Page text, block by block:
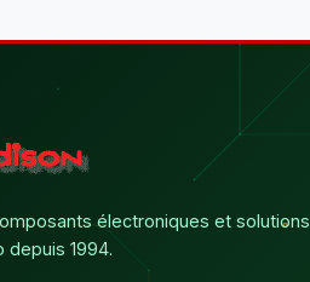
électroniques et solutions
depuis 1994.